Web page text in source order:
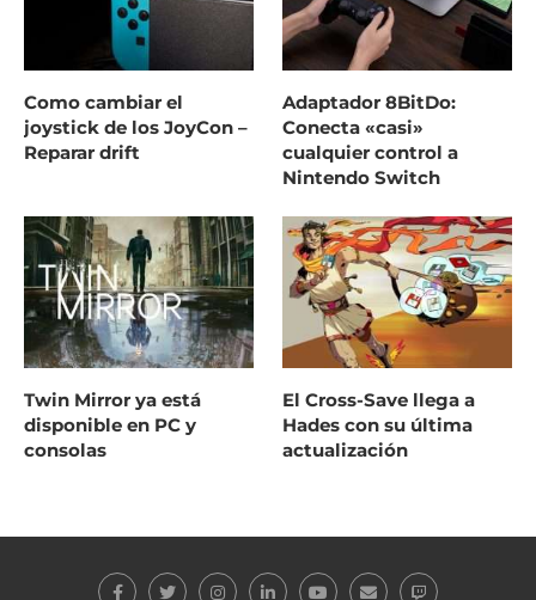
Como cambiar el
joystick de los JoyCon –
Reparar drift
Adaptador 8BitDo:
Conecta «casi»
cualquier control a
Nintendo Switch
Twin Mirror ya está
disponible en PC y
consolas
El Cross-Save llega a
Hades con su última
actualización